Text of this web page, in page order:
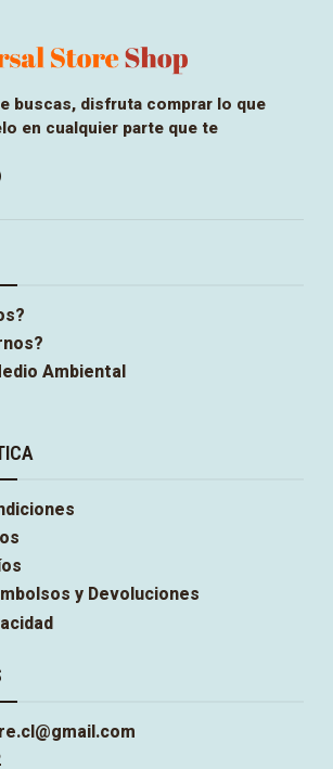
buscas, disfruta comprar lo que
en cualquier parte que te
Ambiental
y Devoluciones